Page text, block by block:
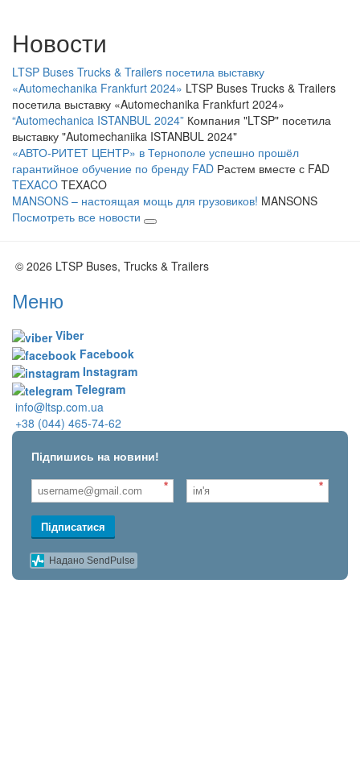
Новости
LTSP Buses Trucks & Trailers посетила выставку
«Automechanika Frankfurt 2024» LTSP Buses Trucks & Trailers
посетила выставку «Automechanika Frankfurt 2024»
“Automechanica ISTANBUL 2024” Компания "LTSP" посетила
выставку "Automechaniika ISTANBUL 2024"
«АВТО-РИТЕТ ЦЕНТР» в Тернополе успешно прошёл
гарантийное обучение по бренду FAD Растем вместе с FAD
TEXACO TEXACO
MANSONS – настоящая мощь для грузовиков! MANSONS
Посмотреть все новости
© 2026 LTSP Buses, Trucks & Trailers
Меню
Viber
Facebook
Instagram
Telegram
info@ltsp.com.ua
+38 (044) 465-74-62
Підпишись на новини!
* *
Підписатися
Надано SendPulse